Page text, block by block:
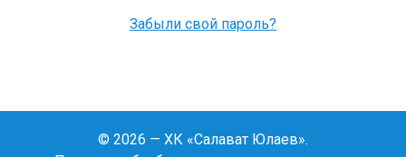
Забыли свой пароль?
© 2026 — ХК «Салават Юлаев».